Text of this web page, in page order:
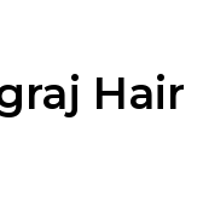
Hair